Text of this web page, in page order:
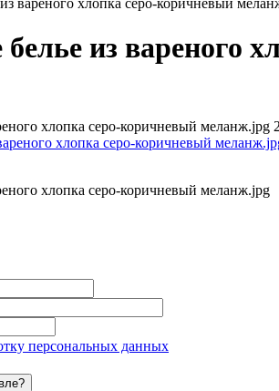
вареного хлопка серо-коричневый
белье из вареного
хлопка серо-коричневый меланж.jpg
хлопка серо-коричневый меланж.jpg
персональных данных